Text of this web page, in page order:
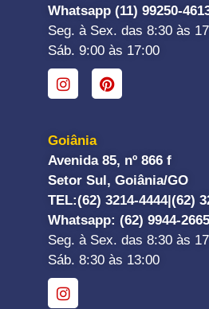
Whatsapp (11) 99250-
Seg. à Sex. das 8:30 às
Sáb. 9:00 às 17:00
Goiânia
Avenida 85, nº 866 f
Setor Sul, Goiânia/GO
TEL:(62) 3214-4444| (62)
Whatsapp: (62) 9944-
Seg. à Sex. das 8:30 às
Sáb. 8:30 às 13:00